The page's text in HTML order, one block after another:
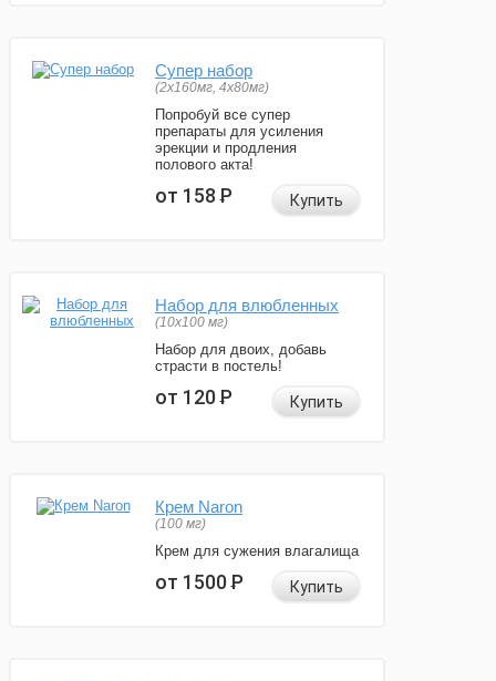
Супер набор
(2х160мг, 4х80мг)
Попробуй все супер
препараты для усиления
эрекции и продления
полового акта!
от 158Р Купить
Набор для влюбленных
(10х100 мг)
Набор для двоих, добавь
страсти в постель!
от 120Р Купить
Крем Naron
(100 мг)
Крем для сужения влагалища
от 1500Р Купить